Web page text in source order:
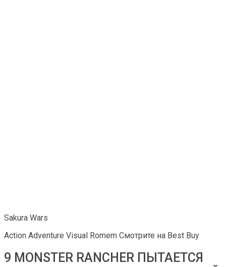
Sakura Wars
Action Adventure Visual Romem Смотрите на Best Buy
9 MONSTER RANCHER ПЫТАЕТСЯ